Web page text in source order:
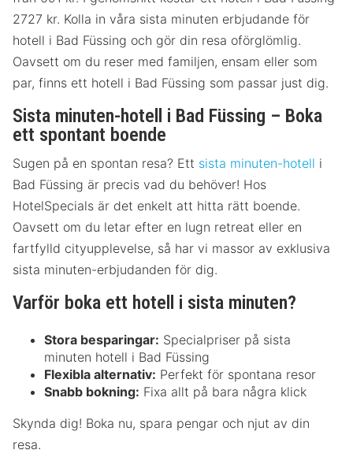
2727 kr. Kolla in våra sista minuten erbjudande för
hotell i Bad Füssing och gör din resa oförglömlig.
Oavsett om du reser med familjen, ensam eller som
par, finns ett hotell i Bad Füssing som passar just dig.
Sista minuten-hotell i Bad Füssing – Boka
ett spontant boende
Sugen på en spontan resa? Ett sista minuten-hotell i
Bad Füssing är precis vad du behöver! Hos
HotelSpecials är det enkelt att hitta rätt boende.
Oavsett om du letar efter en lugn retreat eller en
fartfylld cityupplevelse, så har vi massor av exklusiva
sista minuten-erbjudanden för dig.
Varför boka ett hotell i sista minuten?
Stora besparingar: Specialpriser på sista
minuten hotell i Bad Füssing
Flexibla alternativ: Perfekt för spontana resor
Snabb bokning: Fixa allt på bara några klick
Skynda dig! Boka nu, spara pengar och njut av din
resa.